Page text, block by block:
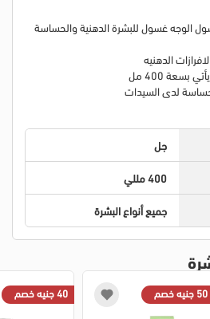
الوجه غسول للبشرة الدهنية والحساسة
الدهنيه
400 مل
لدى السيدات
جل
400 مللي
جميع أنواع البشرة
50 جنيه خصم 40 جنيه خصم